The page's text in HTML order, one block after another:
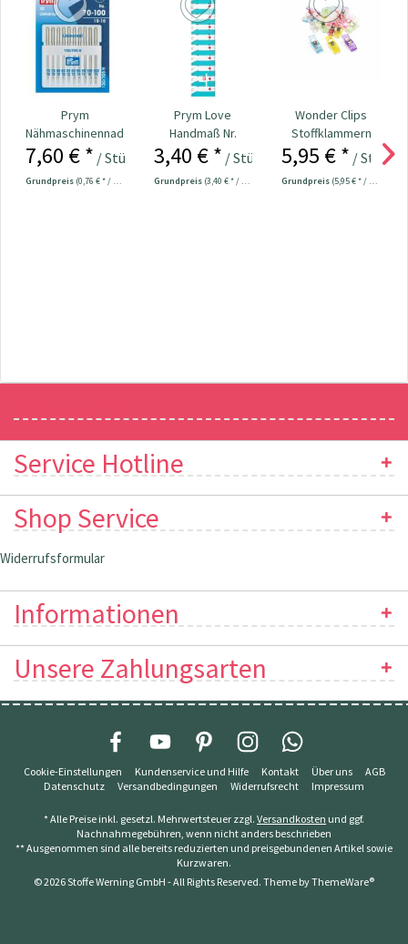
Prym
Nähmaschinennadeln
130/705
Universal...
7,60 € * / Stück
Grundpreis (0,76 € * / 1 Stück)
Prym Love
Handmaß Nr.
610728
3,40 € * / Stück
Grundpreis (3,40 € * / 1 Stück)
Wonder Clips
Stoffklammern
klein - 20 Stück
5,95 € * / Stück
Grundpreis (5,95 € * / 1 Stück)
Service Hotline
Shop Service
Widerrufsformular
Informationen
Unsere Zahlungsarten
Cookie-Einstellungen Kundenservice und Hilfe Kontakt Über uns
AGB
Datenschutz
Versandbedingungen Widerrufsrecht Impressum
* Alle Preise inkl. gesetzl. Mehrwertsteuer zzgl. Versandkosten und ggf.
Nachnahmegebühren, wenn nicht anders beschrieben
** Ausgenommen sind alle bereits reduzierten und preisgebundenen Artikel sowie
Kurzwaren.
© 2026 Stoffe Werning GmbH - All Rights Reserved. Theme byThemeWare®